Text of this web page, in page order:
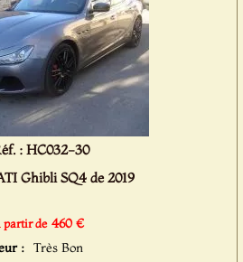
: HC032-30
Ghibli SQ4 de 2019
partir de 460 €
: Très Bon